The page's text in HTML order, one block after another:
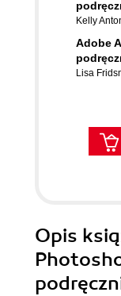
Kelly
Adobe
Lisa
Opis